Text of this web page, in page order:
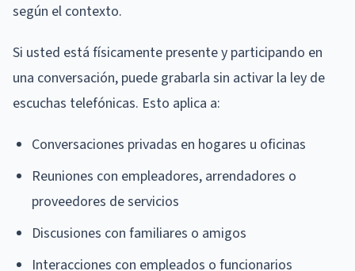
según el contexto.
Si usted está físicamente presente y participando en
una conversación, puede grabarla sin activar la ley de
escuchas telefónicas. Esto aplica a:
Conversaciones privadas en hogares u oficinas
Reuniones con empleadores, arrendadores o
proveedores de servicios
Discusiones con familiares o amigos
Interacciones con empleados o funcionarios